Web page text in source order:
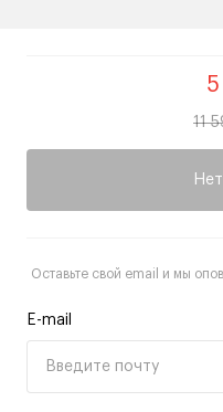
11
Оставьте свой email и мы
E-mail